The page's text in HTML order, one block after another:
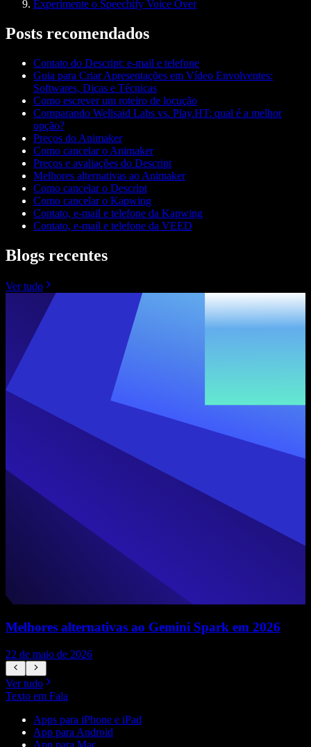
Experimente o Speechify Voice Over
Posts recomendados
Contato do Descript: e-mail e telefone
Guia para Criar Apresentações em Vídeo Envolventes:
Softwares, Dicas e Técnicas
Como escrever um roteiro de locução
Comparando Wellsaid Labs vs. Play.HT: qual é a melhor
opção?
Preços do Animaker
Como cancelar o Animaker
Preços e avaliações do Descript
Melhores alternativas ao Animaker
Como cancelar o Descript
Como cancelar o Kapwing
Contato, e-mail e telefone da Kapwing
Contato, e-mail e telefone da VEED
Blogs recentes
Ver tudo
Melhores alternativas ao Gemini Spark em 2026
22 de maio de 2026
Ver tudo
Texto em Fala
Apps para iPhone e iPad
App para Android